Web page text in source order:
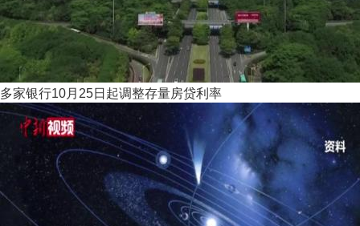
多家银行10月25日起调整存量房贷利率